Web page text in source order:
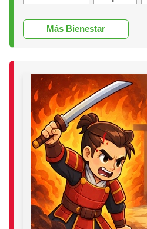
Más Bienestar